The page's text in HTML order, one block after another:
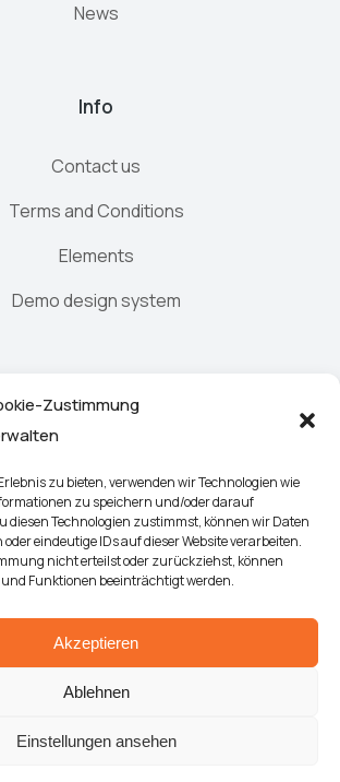
Zustimmung
zu bieten, verwenden wir Technologien wie
zu speichern und/oder darauf
diesen Technologien zustimmst, können wir Daten
eindeutige IDs auf dieser Website verarbeiten.
nicht erteilst oder zurückziehst, können
Funktionen beeinträchtigt werden.
Akzeptieren
Ablehnen
Einstellungen ansehen
News
Info
Contact us
Terms and Conditions
Elements
Demo design system
Newsletter
Sign up
first to know about new arrivals and
The Seven. All Rights Reserved.